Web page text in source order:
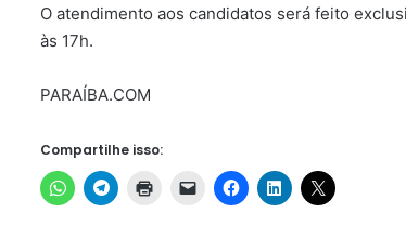
O atendimento aos candidatos será feito
às 17h.
PARAÍBA.COM
Compartilhe isso: